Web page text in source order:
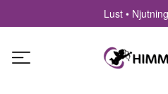
Lust •